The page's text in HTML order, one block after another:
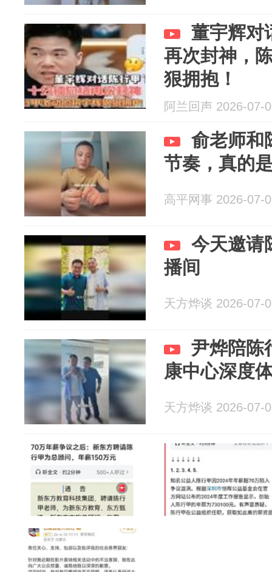
董宇辉对
再次封神，
狠拥抱！
阿兰回声 2026-07-
俞老师和
节奏，真的
高平网事 2026-07-
今天邀请
播间
天方烨谈 2026-07-
尹烨陪陈
康中心深度
天方烨谈 2026-07-